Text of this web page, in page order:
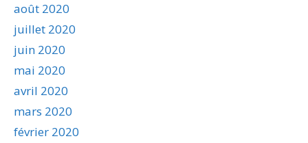
août 2020
juillet 2020
juin 2020
mai 2020
avril 2020
mars 2020
février 2020